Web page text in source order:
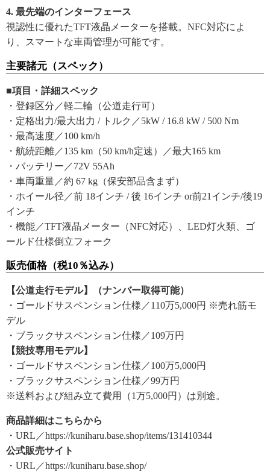
4. 最先端のインターフェース
視認性に優れたTFT液晶メーターを搭載。NFC対応によ
り、スマートな車両管理が可能です。
主要諸元（スペック）
■項目・詳細スペック
・登録区分／軽二輪（公道走行可）
・定格出力/最大出力 / トルク／5kW / 16.8 kW / 500 Nm
・最高速度／100 km/h
・航続距離／135 km（50 km/h定速）／最大165 km
・バッテリー／72V 55Ah
・車両重量／約 67 kg（保安部品含まず）
・ホイール径／前 18インチ / 後 16インチ or前21インチ/後19
インチ
・機能／TFT液晶メーター（NFC対応）、LED灯火類、ゴ
ールド仕様倒立フォーク
販売価格（税10％込み）
【公道走行モデル】（ナンバー取得可能）
・ゴールドサスペンション仕様／110万5,000円 ※売れ筋モ
デル
・ブラックサスペンション仕様／109万円
【競技専用モデル】
・ゴールドサスペンション仕様／100万5,000円
・ブラックサスペンション仕様／99万円
※送料および組み立て費用（1万5,000円）は別途。
商品詳細はこちらから
・URL／https://kuniharu.base.shop/items/131410344
公式販売サイト
・URL／https://kuniharu.base.shop/